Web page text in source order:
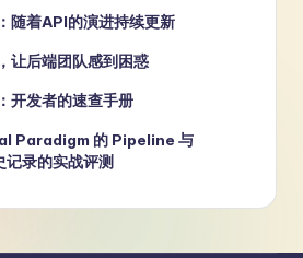
随着API的演进持续更新
让后端团队感到困惑
开发者的速查手册
Paradigm 的 Pipeline 与
录的实战评测